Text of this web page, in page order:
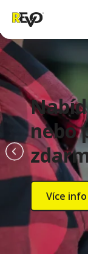
nebo
Více info